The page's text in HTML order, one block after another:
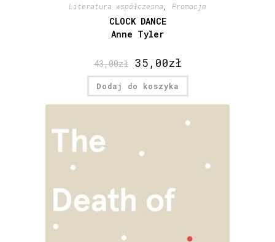
Literatura współczesna, Promocje
CLOCK DANCE
Anne Tyler
43,00zł 35,00zł
Dodaj do koszyka